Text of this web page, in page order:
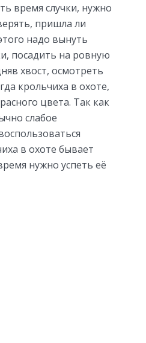
время случки, нужно
пришла ли
надо вынуть
посадить на ровную
хвост, осмотреть
крольчиха в охоте,
цвета. Так как
слабое
в охоте бывает
нужно успеть её